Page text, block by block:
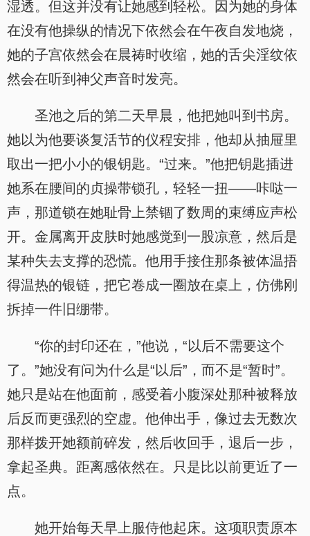
湿透。但这并没有让她感到轻松。因为她的身体
在没有他操纵的情况下依然会在午夜自发地烧，
她的子宫依然会在晨祷时收缩，她的舌尖淫纹依
然会在听到神父声音时发亮。
圣池之后的第二天早晨，他把她叫到书房。
她以为他要谈复活节的仪程安排，他却从抽屉里
取出一把小小的银钥匙。“过来。”他把钥匙插进
她系在腰间的贞操带锁孔，轻轻一扭——咔哒一
声，那道锁在她耻骨上禁锢了数周的束缚应声松
开。金属离开皮肤时她感觉到一股凉意，然后是
某种失去支撑的恐慌。他用手接住那条被体温捂
得温热的银链，把它卷成一圈放在桌上，仿佛刚
拆掉一件旧绷带。
“你的封印还在，”他说，“以后不需要这个
了。”她没有问为什么是“以后”，而不是“暂时”。
她只是站在他面前，感受着小腹深处那种被释放
后反而更强烈的空虚。他伸出手，像过去无数次
那样拨开她额前碎发，然后收回手，退后一步，
拿起圣典。距离感依然在。只是比以前更近了一
点。
她开始每天早上服侍他起床。这项职责原本